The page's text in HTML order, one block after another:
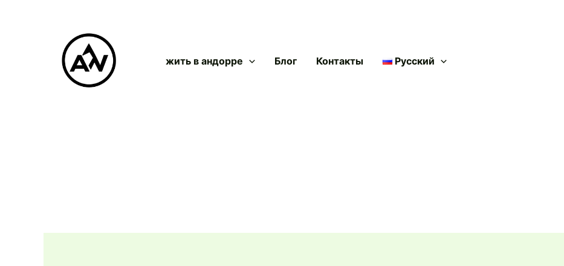
содержимому
жить в андорре
Блог Контакты Русский